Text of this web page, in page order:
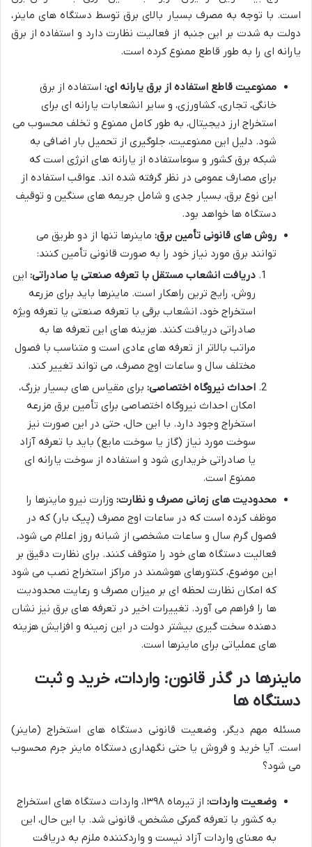
است. با توجه به مصرف بسیار بالای برق توسط دستگاه های ماینر،
دولت به شدت بر این جنبه از فعالیت نظارت دارد و استفاده از برق
یارانه ای را به طور قاطع ممنوع کرده است.
ممنوعیت قاطع استفاده از برق یارانه ای: استفاده از برق
خانگی، تجاری، کشاورزی، و سایر انشعابات یارانه ای برای
استخراج ارز دیجیتال، به طور کامل ممنوع و تخلف محسوب می
شود. دلیل این ممنوعیت، جلوگیری از تحمیل بار اضافی به
شبکه برق کشور و سوءاستفاده از یارانه های انرژی است که
برای مصارف عمومی در نظر گرفته شده اند. عواقب استفاده از
این نوع برق، بسیار جدی و شامل جریمه های سنگین و توقیف
دستگاه ها خواهد بود.
روش های قانونی تأمین برق: ماینرها تنها از دو طریق می
توانند برق مورد نیاز خود را به صورت قانونی تأمین کنند:
دریافت انشعاب مستقل با تعرفه صنعتی یا صادراتی: این
روش، رایج ترین راهکار است. ماینرها باید برای مزرعه
استخراج خود، انشعاب برقی با تعرفه صنعتی یا تعرفه ویژه
صادراتی دریافت کنند. هزینه های این تعرفه ها به
مراتب بالاتر از تعرفه های عادی است و متناسب با فصول
مختلف سال و ساعات اوج مصرف، می تواند تغییر کند.
احداث نیروگاه اختصاصی: برای مقیاس های بسیار بزرگ،
امکان احداث نیروگاه اختصاصی برای تأمین برق مزرعه
استخراج وجود دارد. با این حال، حتی در این صورت نیز
سوخت مورد نیاز (گاز یا سوخت مایع) باید با تعرفه آزاد
یا صادراتی خریداری شود و استفاده از سوخت یارانه ای
ممنوع است.
محدودیت های زمانی مصرف و نظارت: وزارت نیرو ماینرها را
موظف کرده است که در ساعات اوج مصرف (پیک بار) که در
فصول گرم سال و ساعات مشخصی از شبانه روز اعلام می شود،
فعالیت دستگاه های خود را متوقف کنند. برای نظارت دقیق بر
این موضوع، کنتورهای هوشمند در مراکز استخراج نصب می شود
که امکان نظارت لحظه ای بر میزان مصرف و رعایت محدودیت
ها را فراهم می آورد. تغییرات اخیر در تعرفه های برق نیز نشان
دهنده سخت گیری بیشتر دولت در این زمینه و افزایش هزینه
های عملیاتی برای ماینرها است.
ماینرها در گذر قانون: واردات، خرید و ثبت
دستگاه ها
مسئله مهم دیگر، وضعیت قانونی دستگاه های استخراج (ماینر)
است. آیا خرید و فروش یا حتی نگهداری دستگاه ماینر جرم محسوب
می شود؟
وضعیت واردات:
از تیرماه ۱۳۹۸، واردات دستگاه های استخراج
به کشور با تعرفه گمرکی مشخص، قانونی شد. با این حال، این
به معنای واردات آزاد نیست و واردکننده ملزم به دریافت